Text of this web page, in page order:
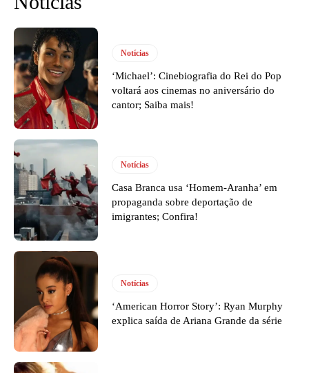
Notícias
‘Michael’: Cinebiografia do Rei do Pop
voltará aos cinemas no aniversário do
cantor; Saiba mais!
Notícias
Casa Branca usa ‘Homem-Aranha’ em
propaganda sobre deportação de
imigrantes; Confira!
Notícias
‘American Horror Story’: Ryan Murphy
explica saída de Ariana Grande da série